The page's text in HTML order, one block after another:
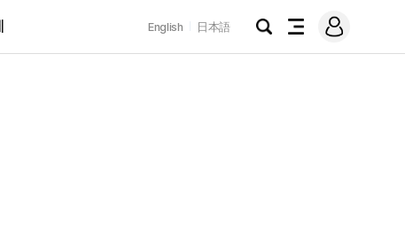
English 日本語
검
전
메
그